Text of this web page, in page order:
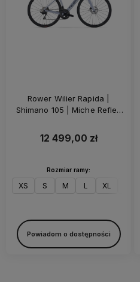
Rower Wilier Rapida |
Shimano 105 | Miche Reflex
12 499,00 zł
Rozmiar ramy:
XS S M L XL
Powiadom o dostępności